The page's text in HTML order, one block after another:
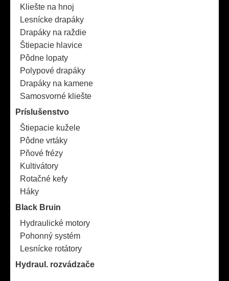
Kliešte na hnoj
Lesnícke drapáky
Drapáky na raždie
Štiepacie hlavice
Pôdne lopaty
Polypové drapáky
Drapáky na kamene
Samosvorné kliešte
Príslušenstvo
Štiepacie kužele
Pôdne vrtáky
Pňové frézy
Kultivátory
Rotačné kefy
Háky
Black Bruin
Hydraulické motory
Pohonný systém
Lesnícke rotátory
Hydraul. rozvádzače